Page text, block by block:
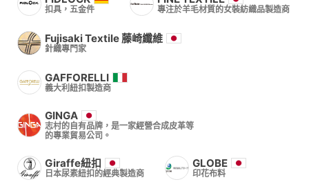
扣具，五金件 專注於羊毛材質的女裝紡織品製造商
Fujisaki Textile 藤崎纖維
針織專門家
GAFFORELLI
義大利紐扣製造商
GINGA
志村的自有品牌，是一家經營合成皮革等
的專業貿易公司。
Giraffe紐扣
日本尿素紐扣的經典製造商
GLOBE
印花布料